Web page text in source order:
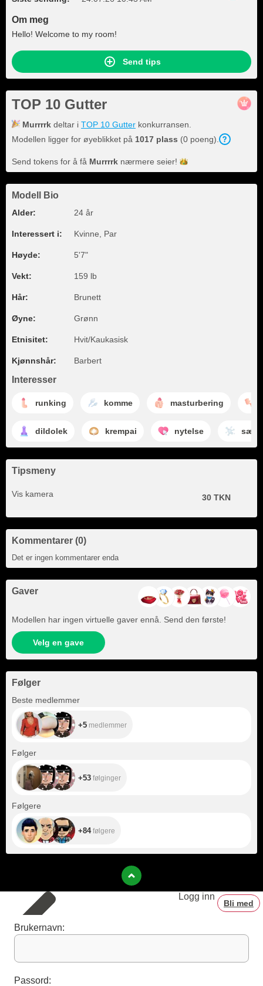
Om meg
Hello! Welcome to my room!
Send tips
TOP 10 Gutter
Murrrrk deltar i TOP 10 Gutter konkurransen.
Modellen ligger for øyeblikket på 1017 plass (0 poeng).
Send tokens for å få Murrrrk nærmere seier!
Modell Bio
Alder: 24 år
Interessert i: Kvinne, Par
Høyde: 5'7"
Vekt: 159 lb
Hår: Brunett
Øyne: Grønn
Etnisitet: Hvit/Kaukasisk
Kjønnshår: Barbert
Interesser
runking komme masturbering
dildolek krempai nytelse
Tipsmeny
Vis kamera 30 TKN
Kommentarer (0)
Det er ingen kommentarer enda
Gaver
Modellen har ingen virtuelle gaver ennå. Send den første!
Velg en gave
Følger
Beste medlemmer
+5 medlemmer
Følger
+53 følginger
Følgere
+84følgere
Logg inn
Bli med
Brukernavn:
Passord: